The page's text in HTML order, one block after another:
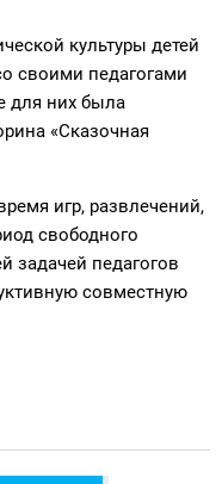
культуры детей
своими педагогами
для них была
«Сказочная
игр, развлечений,
свободного
задачей педагогов
совместную